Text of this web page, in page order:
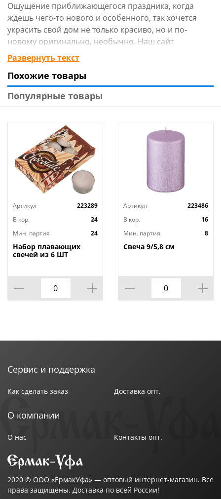
Ощущение приближающегося праздника, когда
ждешь чего-то нового и особенного, так хочется
украсить свой дом не только красиво, но и по-
новому оригинально, необычно. Наш сайт
www.rcvostok.ru может предложить огромный
выбор украшений для организации праздников:
небесные фонари и летящие желания,
банты, различные медали, фигуры, шары и
растяжки, а также свечи в торт по самым низким
нужно именно Вам.
Развернуть текст
Похожие товары
Популярные товары
Артикул
223289
В кор.
24
Мин. партия
24
Набор плавающих
свечей из 6 ШТ
Артикул
223486
В кор.
16
Мин. партия
8
Свеча 9/5,8 см
Сервис и поддержка
Как сделать заказ Доставка опт.
О компании
О нас Контакты опт.
2020 © ООО «ЕрмакУфа» — оптовый интернет-магазин. Все
права защищены. Доставка по всей России!